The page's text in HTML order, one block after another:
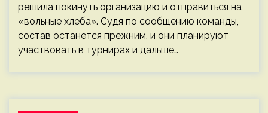
решила покинуть организацию и отправиться на
«вольные хлеба». Судя по сообщению команды,
состав останется прежним, и они планируют
участвовать в турнирах и дальше…